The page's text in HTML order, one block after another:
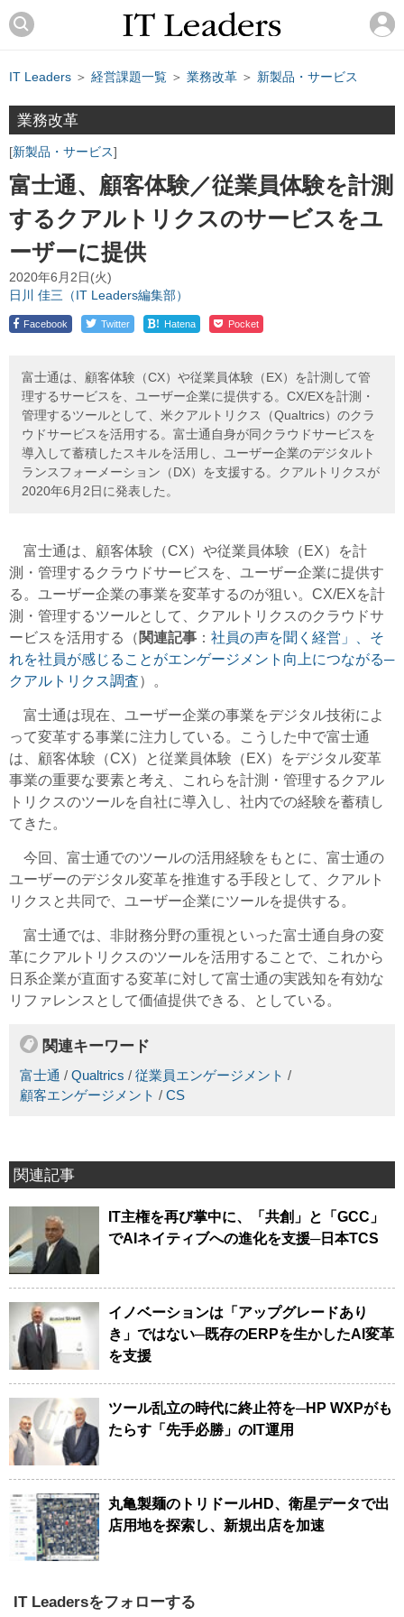
IT Leaders ＞ 経営課題一覧 ＞ 業務改革 ＞ 新製品・サービス
業務改革
新製品・サービス
富士通、顧客体験／従業員体験を計測
するクアルトリクスのサービスをユ
ーザーに提供
2020年6月2日(火)
日川 佳三（IT Leaders編集部）
Facebook Twitter ! Hatena Pocket
富士通は、顧客体験（CX）や従業員体験（EX）を計測して管
理するサービスを、ユーザー企業に提供する。CX/EXを計測・
管理するツールとして、米クアルトリクス（Qualtrics）のクラ
ウドサービスを活用する。富士通自身が同クラウドサービスを
導入して蓄積したスキルを活用し、ユーザー企業のデジタルト
ランスフォーメーション（DX）を支援する。クアルトリクスが
2020年6月2日に発表した。
富士通は、顧客体験（CX）や従業員体験（EX）を計
測・管理するクラウドサービスを、ユーザー企業に提供す
る。ユーザー企業の事業を変革するのが狙い。CX/EXを計
測・管理するツールとして、クアルトリクスのクラウドサ
ービスを活用する（ 関連記事 ： 社員の声を聞く経営」、そ
れを社員が感じることがエンゲージメント向上につながる─
クアルトリクス調査）。
富士通は現在、ユーザー企業の事業をデジタル技術によ
って変革する事業に注力している。こうした中で富士通
は、顧客体験（CX）と従業員体験（EX）をデジタル変革
事業の重要な要素と考え、これらを計測・管理するクアル
トリクスのツールを自社に導入し、社内での経験を蓄積し
てきた。
今回、富士通でのツールの活用経験をもとに、富士通の
ユーザーのデジタル変革を推進する手段として、クアルト
リクスと共同で、ユーザー企業にツールを提供する。
富士通では、非財務分野の重視といった富士通自身の変
革にクアルトリクスのツールを活用することで、これから
日系企業が直面する変革に対して富士通の実践知を有効な
リファレンスとして価値提供できる、としている。
関連キーワード
富士通 / Qualtrics / 従業員エンゲージメント /
顧客エンゲージメント / CS
関連記事
IT主権を再び掌中に、「共創」と「GCC」
でAIネイティブへの進化を支援─日本TCS
イノベーションは「アップグレードあり
き」ではない─既存のERPを生かしたAI変革
を支援
ツール乱立の時代に終止符を─HP WXPがも
たらす「先手必勝」のIT運用
丸亀製麺のトリドールHD、衛星データで出
店用地を探索し、新規出店を加速
IT Leadersをフォローする